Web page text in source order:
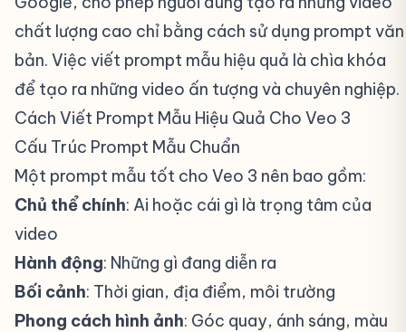
chất lượng cao chỉ bằng cách sử dụng prompt văn
bản. Việc viết prompt mẫu hiệu quả là chìa khóa
để tạo ra những video ấn tượng và chuyên nghiệp.
Cách Viết Prompt Mẫu Hiệu Quả Cho Veo 3
Cấu Trúc Prompt Mẫu Chuẩn
Một prompt mẫu tốt cho Veo 3 nên bao gồm:
Chủ thể chính: Ai hoặc cái gì là trọng tâm của
video
Hành động: Những gì đang diễn ra
Bối cảnh: Thời gian, địa điểm, môi trường
Phong cách hình ảnh: Góc quay, ánh sáng, màu